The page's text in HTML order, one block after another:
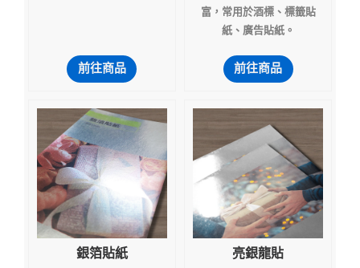
前往商品
富，常用於酒標、標籤貼
紙、廣告貼紙。
前往商品
銀箔貼紙 亮銀龍貼